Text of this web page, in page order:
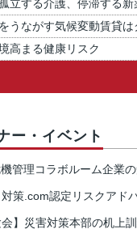
立する介護、停滞する新
うながす気候変動賃貸は
高まる健康リスク
ー・イベント
管理コラボルーム企業
対策.com認定リスクアド
会】災害対策本部の机上